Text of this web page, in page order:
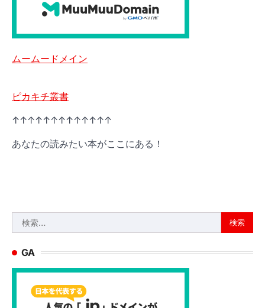
ムームードメイン
ピカキチ叢書
↑↑↑↑↑↑↑↑↑↑↑↑↑
あなたの読みたい本がここにある！
索:
GA